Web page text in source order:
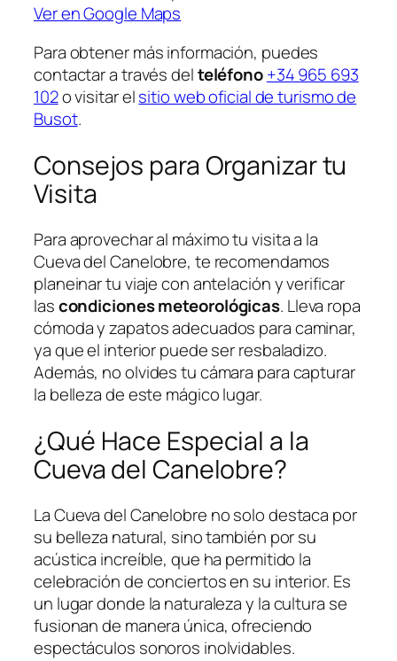
Ver en Google Maps
Para obtener más información, puedes
contactar a través delteléfono+34 965 693
102o visitar elsitio web oficial de turismo de
Busot.
Consejos para Organizar tu
Visita
Para aprovechar al máximo tu visita a la
Cueva del Canelobre, te recomendamos
planeinar tu viaje con antelación y verificar
lascondiciones meteorológicas. Lleva ropa
cómoda y zapatos adecuados para caminar,
ya que el interior puede ser resbaladizo.
Además, no olvides tu cámara para capturar
la belleza de este mágico lugar.
¿Qué Hace Especial a la
Cueva del Canelobre?
La Cueva del Canelobre no solo destaca por
su belleza natural, sino también por su
acústica increíble, que ha permitido la
celebración de conciertos en su interior. Es
un lugar donde la naturaleza y la cultura se
fusionan de manera única, ofreciendo
espectáculos sonoros inolvidables.